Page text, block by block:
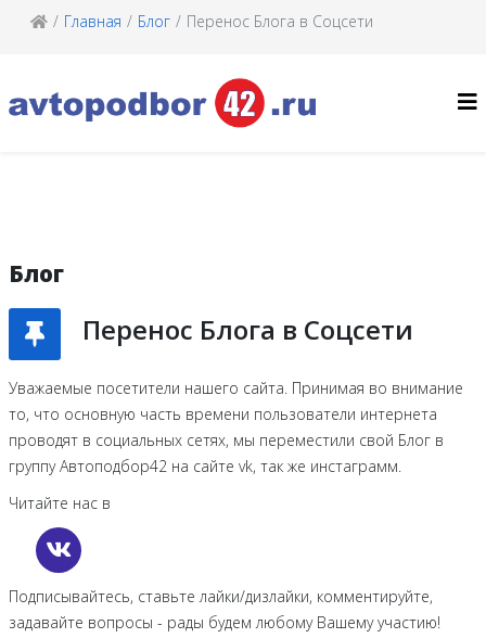
Главная Блог Перенос Блога в Соцсети
Блог
Перенос Блога в Соцсети
Уважаемые посетители нашего сайта. Принимая во внимание
то, что основную часть времени пользователи интернета
проводят в социальных сетях, мы переместили свой Блог в
группу Автоподбор42 на сайте vk, так же инстаграмм.
Читайте нас в
Подписывайтесь, ставьте лайки/дизлайки, комментируйте,
задавайте вопросы - рады будем любому Вашему участию!